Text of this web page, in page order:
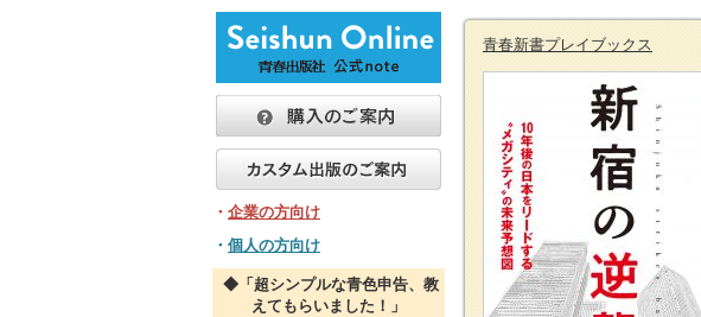
青春新書プレイブックス
・ 企業の方向け
・ 個人の方向け
◆「超シンプルな青色申告、教
えてもらいました！」